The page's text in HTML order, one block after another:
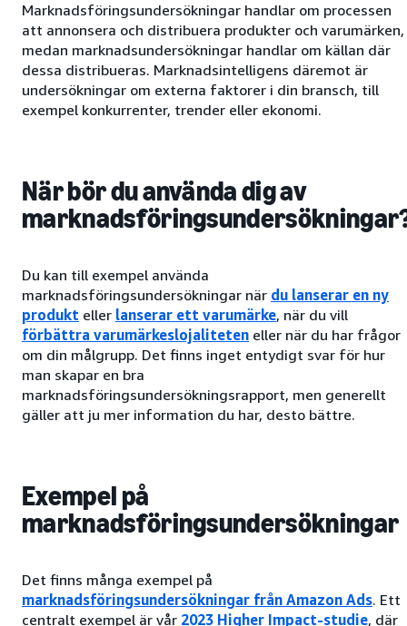
Marknadsföringsundersökningar handlar om processen
att annonsera och distribuera produkter och varumärken,
medan marknadsundersökningar handlar om källan där
dessa distribueras. Marknadsintelligens däremot är
undersökningar om externa faktorer i din bransch, till
exempel konkurrenter, trender eller ekonomi.
När bör du använda dig av
Du kan till exempel använda
marknadsföringsundersökningar när du lanserar en ny
produkt eller lanserar ett varumärke, när du vill
förbättra varumärkeslojaliteten eller när du har frågor
om din målgrupp. Det finns inget entydigt svar för hur
man skapar en bra
marknadsföringsundersökningsrapport, men generellt
gäller att ju mer information du har, desto bättre.
Exempel på
marknadsföringsundersökningar
Det finns många exempel på
marknadsföringsundersökningar från Amazon Ads. Ett
centralt exempel är vår 2023 Higher Impact-studie, där